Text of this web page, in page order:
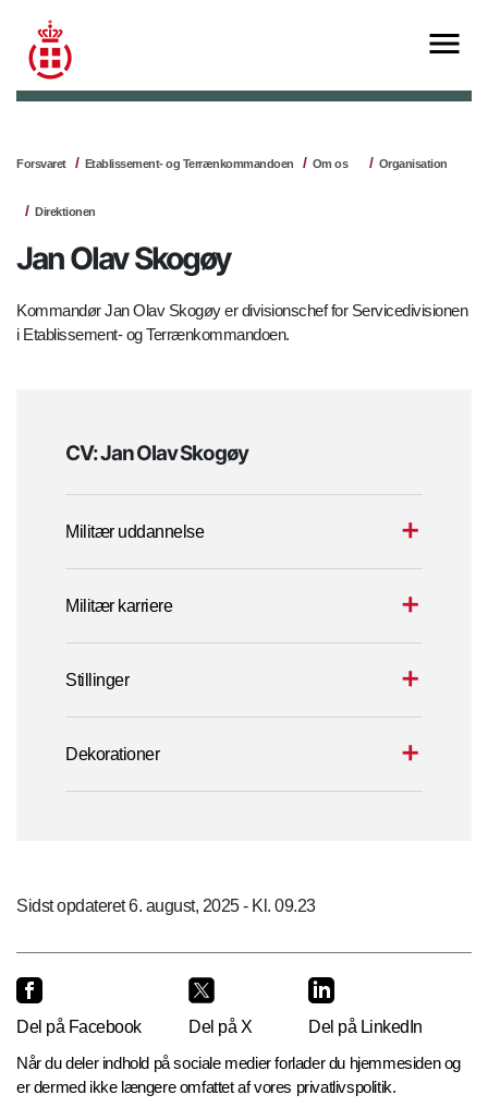
Forsvaret Etablissement- og Terrænkommandoen Om os Organisation
Direktionen
Jan Olav Skogøy
Kommandør Jan Olav Skogøy er divisionschef for Servicedivisionen
i Etablissement- og Terrænkommandoen.
CV: Jan Olav Skogøy
Militær uddannelse
Militær karriere
Stillinger
Dekorationer
Sidst opdateret 6. august, 2025 - Kl. 09.23
Del på Facebook Del på X
Del på LinkedIn
Når du deler indhold på sociale medier forlader du hjemmesiden og
er dermed ikke længere omfattet af vores privatlivspolitik.